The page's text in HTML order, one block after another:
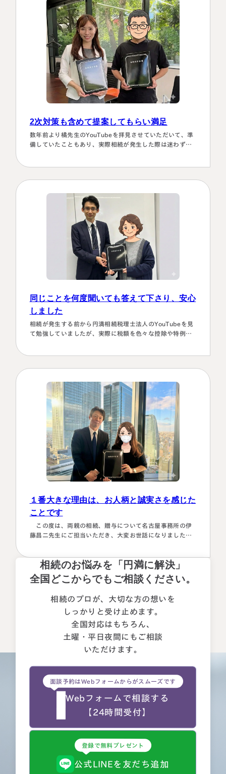
2次対策も含めて提案してもらい満足
数年前より橘先生のYouTubeを拝見させていただいて、準
備していたこともあり、実際相続が発生した際は迷わず相
同じことを何度聞いても答えて下さり、安心
しました
相続が発生する前から円満相続税理士法人のYouTubeを見
て勉強していましたが、実際に税額を色々な控除や特例を
ず、届いた書類を全部加藤先生へメールで送ってまとめあ
げて頂きました。心配で同じこと…
１番大きな理由は、お人柄と誠実さを感じた
ことです
この度は、両親の相続、贈与について名古屋事務所の伊
藤昌二先生にご担当いただき、大変お世話になりました。
ュートラルでした。 ②丁寧なご対応とわかりやすい説明で
した。 素人がわかりやすいように、わかるまで何度も教
えて下さいました。 ③お人柄と同様に、専門家として全面
相続のお悩みを「円満に解決」
全国どこからでもご相談ください。
相続のプロが、大切な方の想いを
しっかりと受け止めます。
全国対応はもちろん、
土曜・平日夜間にもご相談
いただけます。
面談予約はWebフォームからがスムーズです
Webフォームで相談する
【24時間受付】
登録で無料プレゼント
公式LINEを友だち追加